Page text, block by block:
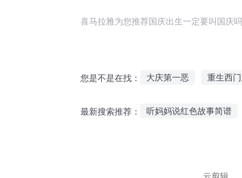
喜马拉雅为您推荐国庆出生一定要叫国庆
您是不是在找： 大庆第一恶 重生西
最新搜索推荐： 听妈妈说红色故事简谱
云剪辑